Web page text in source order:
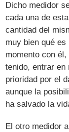
Dicho medidor
cada una de
cantidad del
muy bien qué
momento con
tenido, entrar en
prioridad por el
aunque la
ha salvado la
El otro medidor